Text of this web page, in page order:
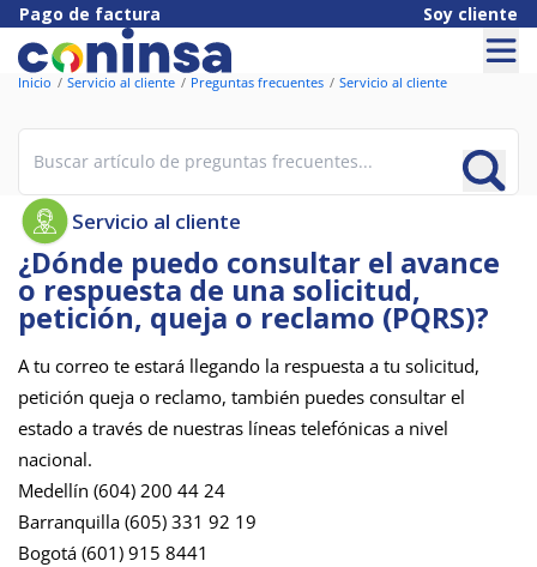
Pago de factura Soy cliente
Inicio Servicio al cliente Preguntas frecuentes Servicio al cliente
Servicio al cliente
¿Dónde puedo consultar el avance
o respuesta de una solicitud,
petición, queja o reclamo (PQRS)?
A tu correo te estará llegando la respuesta a tu solicitud,
petición queja o reclamo, también puedes consultar el
estado a través de nuestras líneas telefónicas a nivel
nacional.
Medellín (604) 200 44 24
Barranquilla (605) 331 92 19
Bogotá (601) 915 8441